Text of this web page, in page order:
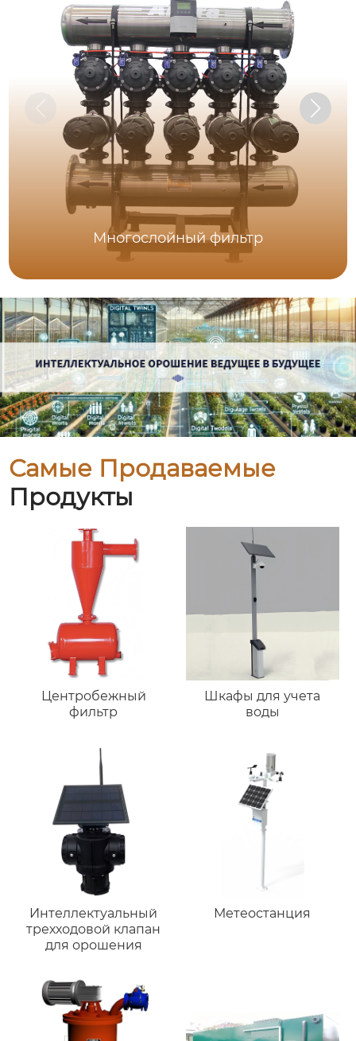
Многослойный фильтр
Самые Продаваемые
Продукты
Центробежный
фильтр
Шкафы для учета
воды
Интеллектуальный
трехходовой клапан
для орошения
Метеостанция